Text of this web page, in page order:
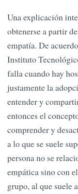
Una explicación
obtenerse a partir
empatía. De
Instituto
falla cuando hay
justamente la
entender y
entonces el
comprender y
a lo que se suele
persona no se
empática sino con
grupo, al que suele